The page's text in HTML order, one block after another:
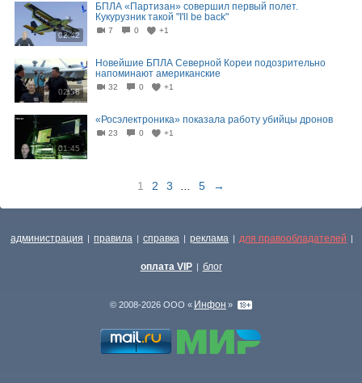
02:42
БПЛА «Партизан» совершил первый полет.
Кукурузник такой "I'll be back"
7 0 +1
02:58
Новейшие БПЛА Северной Кореи подозрительно
напоминают американские
32 0 +1
01:45
«Росэлектроника» показала работу убийцы дронов
23 0 +1
1 2 3 5 →
администрация | правила | справка | реклама | для правообладателей |
оплата VIP | блог
© 2008-2026 ООО « Инфон »